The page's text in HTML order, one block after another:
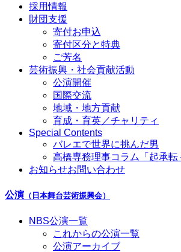
採用情報
財団支援
寄付お申込
寄付区分と特典
ご芳名
芸術振興・社会貢献活動
公演開催
国際交流
地域・地方貢献
育成・育英／チャリティ
Special Contents
バレエで世界に挑んだ男
高橋専務理事コラム「起承転
お知らせお問い合わせ
公演 （日本舞台芸術振興会）
NBS公演一覧
これからの公演一覧
公演アーカイブ